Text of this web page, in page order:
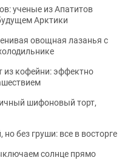
ученые из Апатитов
Арктики
овощная лазанья с
из кофейни: эффектно
шифоновый торт,
без груши: все в восторге
солнце прямо